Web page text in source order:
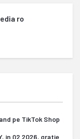
ro
pe TikTok Shop
in Q2 2026, gratie